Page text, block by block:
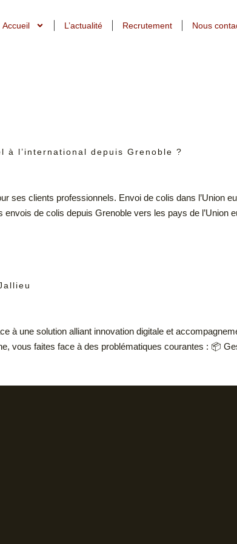
Accueil L’actualité Recrutement Nous
à l’international depuis Grenoble ?
ses clients professionnels. Envoi de colis dans l’Union
de colis depuis Grenoble vers les pays de l’Union
à une solution alliant innovation digitale et
vous faites face à des problématiques courantes : 📦